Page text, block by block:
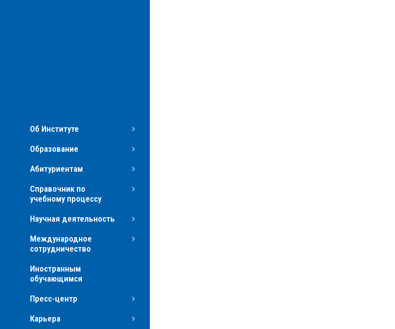
Об Институте
Образование
Абитуриентам
Справочник по
учебному процессу
Научная деятельность
Международное
сотрудничество
Иностранным
обучающимся
Пресс-центр
Карьера